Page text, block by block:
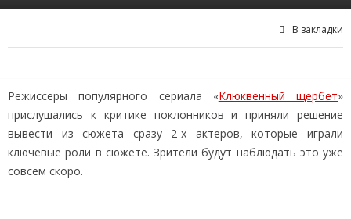
В закладки
Режиссеры популярного сериала «Клюквенный щербет»
прислушались к критике поклонников и приняли решение
вывести из сюжета сразу 2-х актеров, которые играли
ключевые роли в сюжете. Зрители будут наблюдать это уже
совсем скоро.